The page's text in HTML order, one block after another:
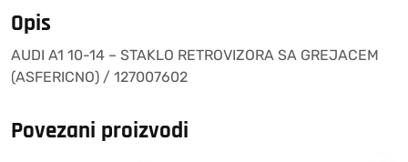
GREJACEM
(ASFERICNO)
/
127007602
Opis
AUDI A1 10-14 – STAKLO RETROVIZORA SA GREJACEM
(ASFERICNO) / 127007602
Povezani proizvodi